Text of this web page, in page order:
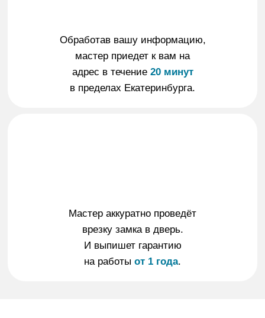
Обработав вашу информацию,
мастер приедет к вам на
адрес в течение 20 минут
в пределах Екатеринбурга.
Мастер аккуратно проведёт
врезку замка в дверь.
И выпишет гарантию
на работы от 1 года.